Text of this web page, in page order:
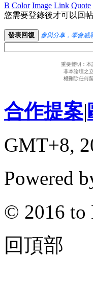
B Color Image Link Quote
您需要登錄後才可以回帖
發表回復 參與分享，學會感
重要聲明：本
非本論壇之
權刪除任何
合作提案|
GMT+8,
Powered
© 2016 to
回頂部